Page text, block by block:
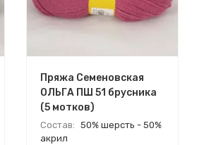
Пряжа Семеновская
ОЛЬГА ПШ 51 брусника
(5 мотков)
Состав: 50% шерсть - 50%
акрил